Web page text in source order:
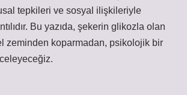
tepkileri ve sosyal ilişkileriyle
Bu yazıda, şekerin glikozla olan
zeminden koparmadan, psikolojik bir